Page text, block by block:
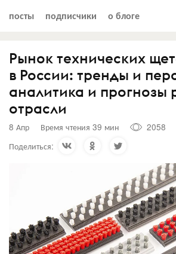
посты подписчики о блоге
Рынок технических
в России: тренды и
аналитика и прогнозы
отрасли
8 Апр Время чтения 39 мин
2058
Поделиться: